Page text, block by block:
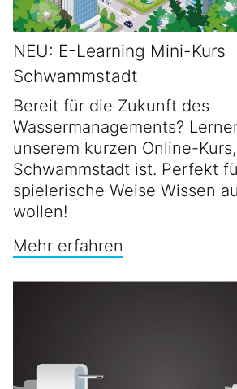
NEU: E-Learning Mini-Kurs
Schwammstadt
Bereit für die Zukunft des
Wassermanagements?
unserem kurzen Online-
Schwammstadt ist. Perfekt
spielerische Weise Wissen
wollen!
Mehr erfahren